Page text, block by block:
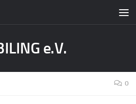
0